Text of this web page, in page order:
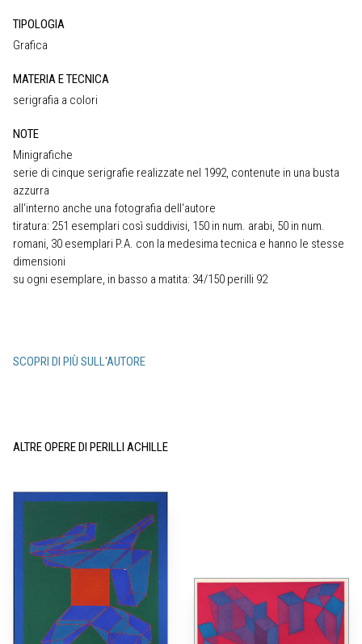
TIPOLOGIA
Grafica
MATERIA E TECNICA
serigrafia a colori
NOTE
Minigrafiche
serie di cinque serigrafie realizzate nel 1992, contenute in una busta
azzurra
all‘interno anche una fotografia dell‘autore
tiratura: 251 esemplari così suddivisi, 150 in num. arabi, 50 in num.
romani, 30 esemplari P.A. con la medesima tecnica e hanno le stesse
dimensioni
su ogni esemplare, in basso a matita: 34/150 perilli 92
SCOPRI DI PIÙ SULL'AUTORE
ALTRE OPERE DI PERILLI ACHILLE